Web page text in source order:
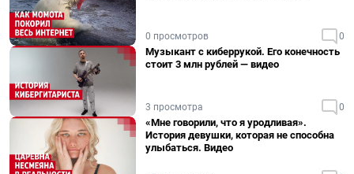
0 просмотров 0
Музыкант с киберрукой. Его конечность
стоит 3 млн рублей — видео
3 просмотра 0
«Мне говорили, что я уродливая».
История девушки, которая не способна
улыбаться. Видео